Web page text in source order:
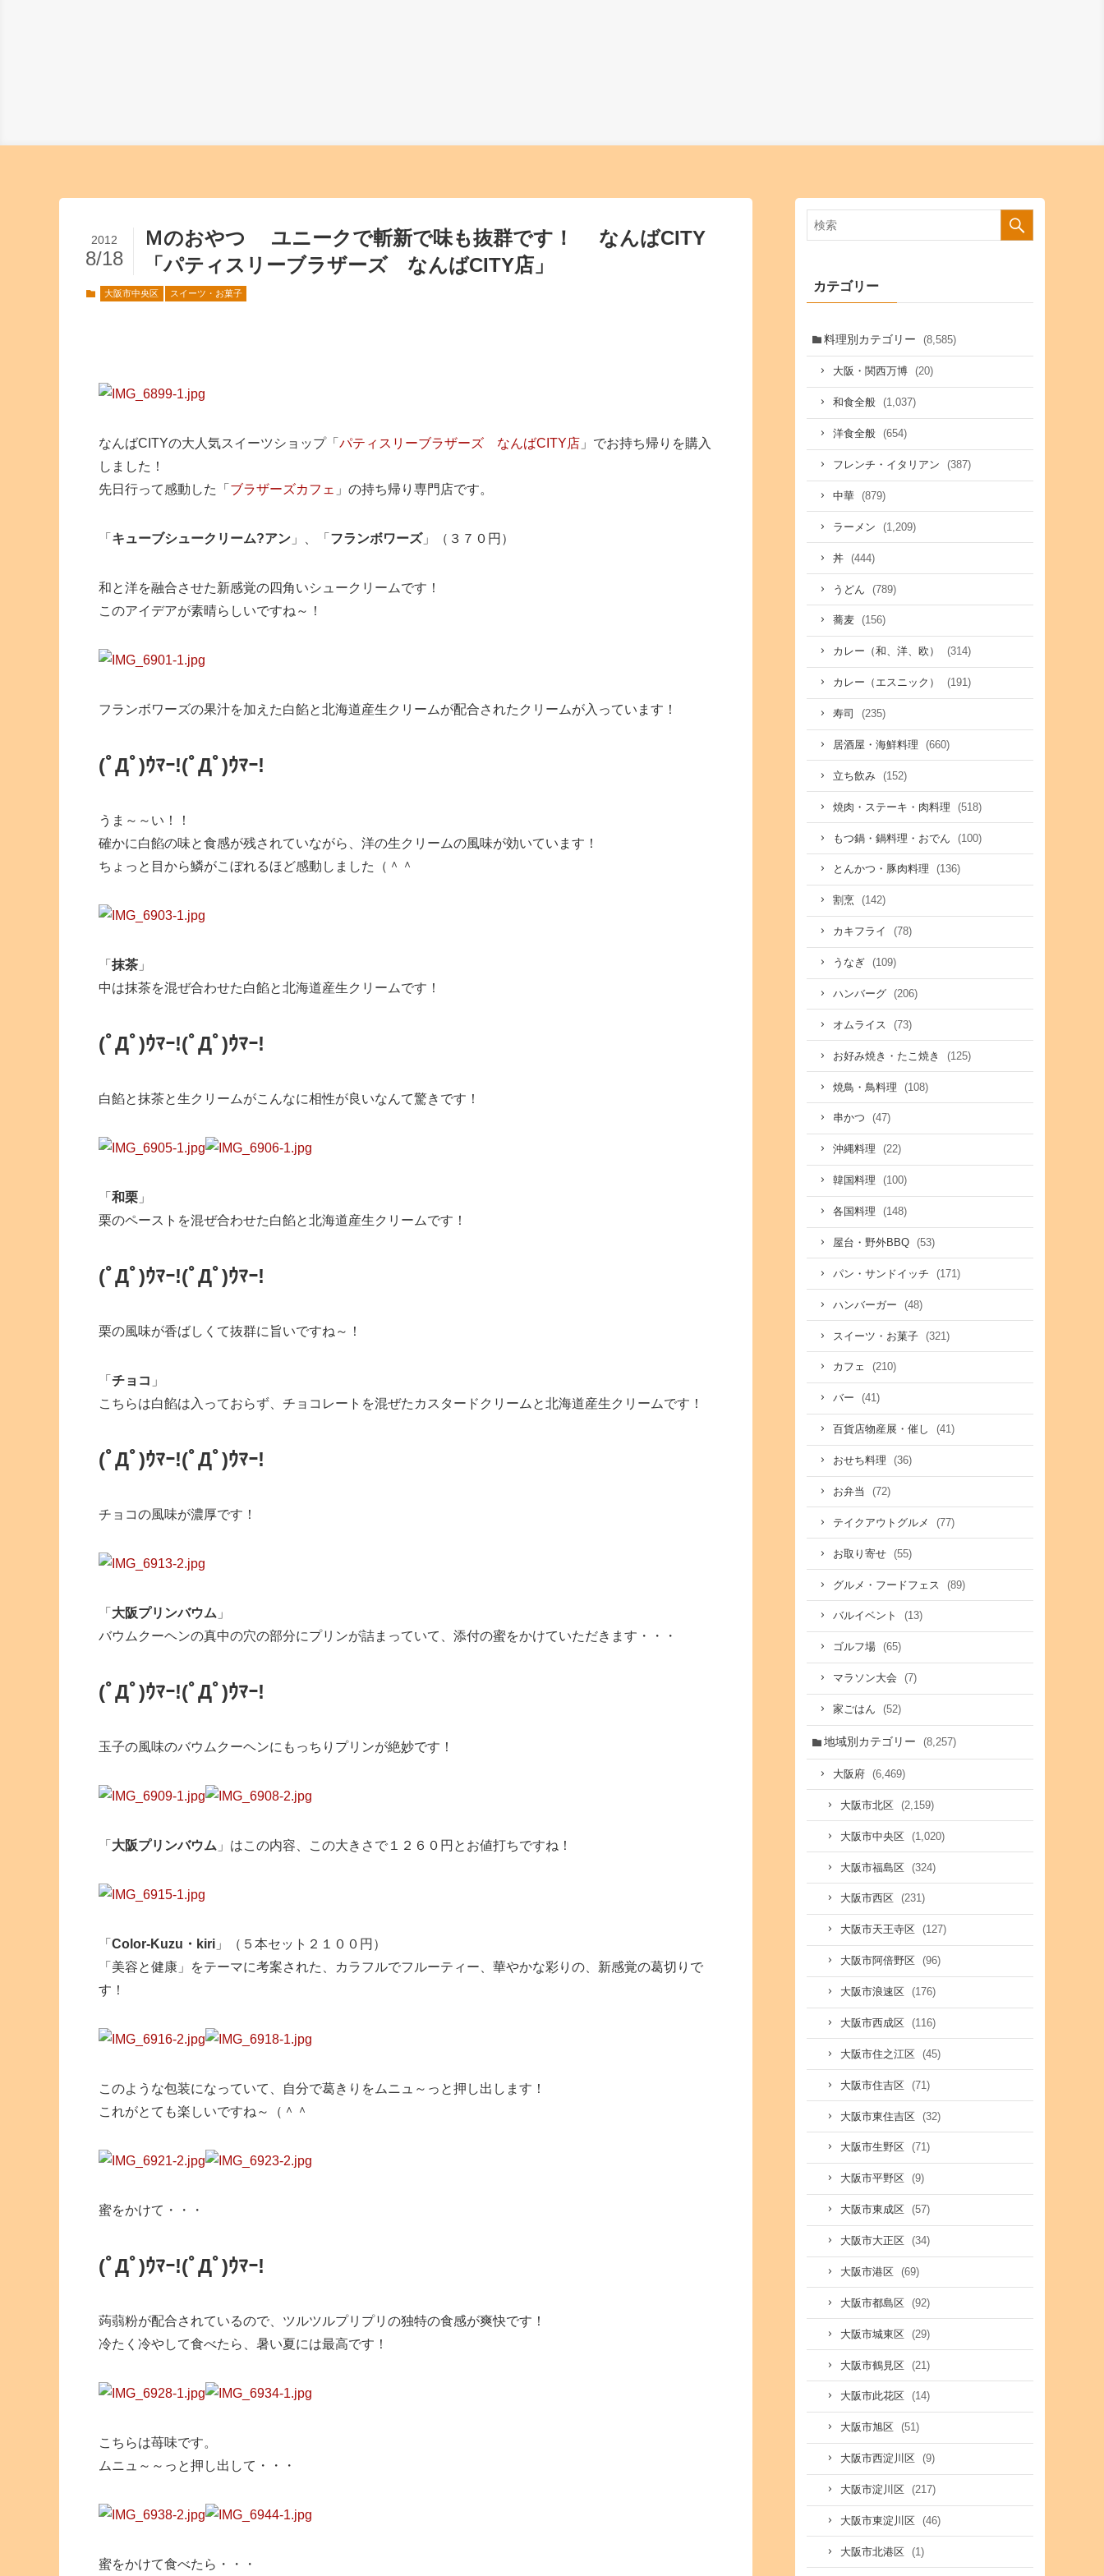
Ｍのおやつ ユニークで斬新で味も抜群です！ なんばCITY
「パティスリーブラザーズ なんばCITY店」
2012
8/18
大阪市中央区 スイーツ・お菓子
なんばCITYの大人気スイーツショップ「 パティスリーブラザーズ なんばCITY店 」でお持ち帰りを購入
しました！
先日行って感動した「 ブラザーズカフェ 」の持ち帰り専門店です。
「 キューブシュークリーム?アン 」、「 フランボワーズ」（３７０円）
和と洋を融合させた新感覚の四角いシュークリームです！
このアイデアが素晴らしいですね～！
フランボワーズの果汁を加えた白餡と北海道産生クリームが配合されたクリームが入っています！
(ﾟДﾟ)ｳﾏｰ!(ﾟДﾟ)ｳﾏｰ!
うま～～い！！
確かに白餡の味と食感が残されていながら、洋の生クリームの風味が効いています！
ちょっと目から鱗がこぼれるほど感動しました（＾＾
「 抹茶 」
中は抹茶を混ぜ合わせた白餡と北海道産生クリームです！
(ﾟДﾟ)ｳﾏｰ!(ﾟДﾟ)ｳﾏｰ!
白餡と抹茶と生クリームがこんなに相性が良いなんて驚きです！
「 和栗 」
栗のペーストを混ぜ合わせた白餡と北海道産生クリームです！
(ﾟДﾟ)ｳﾏｰ!(ﾟДﾟ)ｳﾏｰ!
栗の風味が香ばしくて抜群に旨いですね～！
「 チョコ 」
こちらは白餡は入っておらず、チョコレートを混ぜたカスタードクリームと北海道産生クリームです！
(ﾟДﾟ)ｳﾏｰ!(ﾟДﾟ)ｳﾏｰ!
チョコの風味が濃厚です！
「 大阪プリンバウム 」
バウムクーヘンの真中の穴の部分にプリンが詰まっていて、添付の蜜をかけていただきます・・・
(ﾟДﾟ)ｳﾏｰ!(ﾟДﾟ)ｳﾏｰ!
玉子の風味のバウムクーヘンにもっちりプリンが絶妙です！
「 大阪プリンバウム 」はこの内容、この大きさで１２６０円とお値打ちですね！
「 Color-Kuzu・kiri 」（５本セット２１００円）
「美容と健康」をテーマに考案された、カラフルでフルーティー、華やかな彩りの、新感覚の葛切りで
す！
このような包装になっていて、自分で葛きりをムニュ～っと押し出します！
これがとても楽しいですね～（＾＾
蜜をかけて・・・
(ﾟДﾟ)ｳﾏｰ!(ﾟДﾟ)ｳﾏｰ!
蒟蒻粉が配合されているので、ツルツルプリプリの独特の食感が爽快です！
冷たく冷やして食べたら、暑い夏には最高です！
こちらは苺味です。
ムニュ～～っと押し出して・・・
蜜をかけて食べたら・・・
カテゴリー
料理別カテゴリー (8,585)
大阪・関西万博 (20)
和食全般 (1,037)
洋食全般 (654)
フレンチ・イタリアン (387)
中華 (879)
ラーメン (1,209)
丼 (444)
うどん (789)
蕎麦 (156)
カレー（和、洋、欧） (314)
カレー（エスニック） (191)
寿司 (235)
居酒屋・海鮮料理 (660)
立ち飲み (152)
焼肉・ステーキ・肉料理 (518)
もつ鍋・鍋料理・おでん (100)
とんかつ・豚肉料理 (136)
割烹 (142)
カキフライ (78)
うなぎ (109)
ハンバーグ (206)
オムライス (73)
お好み焼き・たこ焼き (125)
焼鳥・鳥料理 (108)
串かつ (47)
沖縄料理 (22)
韓国料理 (100)
各国料理 (148)
屋台・野外BBQ (53)
パン・サンドイッチ (171)
ハンバーガー (48)
スイーツ・お菓子 (321)
カフェ (210)
バー (41)
百貨店物産展・催し (41)
おせち料理 (36)
お弁当 (72)
テイクアウトグルメ (77)
お取り寄せ (55)
グルメ・フードフェス (89)
バルイベント (13)
ゴルフ場 (65)
マラソン大会 (7)
家ごはん (52)
地域別カテゴリー (8,257)
大阪府 (6,469)
大阪市北区 (2,159)
大阪市中央区 (1,020)
大阪市福島区 (324)
大阪市西区 (231)
大阪市天王寺区 (127)
大阪市阿倍野区 (96)
大阪市浪速区 (176)
大阪市西成区 (116)
大阪市住之江区 (45)
大阪市住吉区 (71)
大阪市東住吉区 (32)
大阪市生野区 (71)
大阪市平野区 (9)
大阪市東成区 (57)
大阪市大正区 (34)
大阪市港区 (69)
大阪市都島区 (92)
大阪市城東区 (29)
大阪市鶴見区 (21)
大阪市此花区 (14)
大阪市旭区 (51)
大阪市西淀川区 (9)
大阪市淀川区 (217)
大阪市東淀川区 (46)
大阪市北港区 (1)